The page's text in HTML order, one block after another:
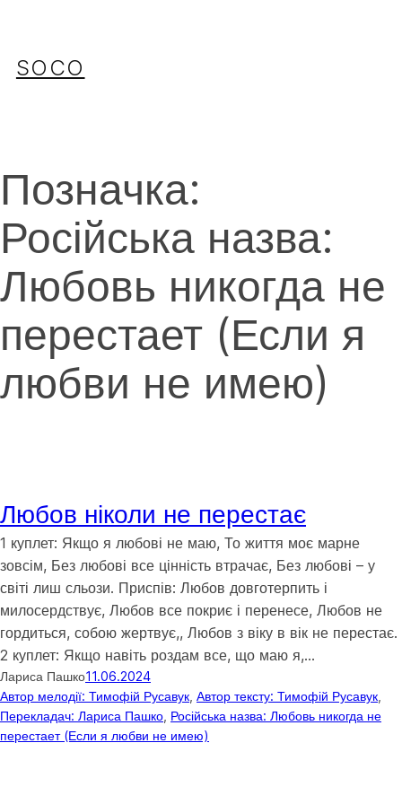
SOCO
Позначка:
Російська назва:
Любовь никогда не
перестает (Если я
любви не имею)
Любов ніколи не перестає
1 куплет: Якщо я любові не маю, То життя моє марне
зовсім, Без любові все цінність втрачає, Без любові – у
світі лиш сльози. Приспів: Любов довготерпить і
милосердствує, Любов все покриє і перенесе, Любов не
гордиться, собою жертвує,, Любов з віку в вік не перестає.
2 куплет: Якщо навіть роздам все, що маю я,…
Лариса Пашко11.06.2024
Автор мелодії: Тимофій Русавук Автор тексту: Тимофій Русавук
Перекладач: Лариса Пашко Російська назва: Любовь никогда не
перестает (Если я любви не имею)